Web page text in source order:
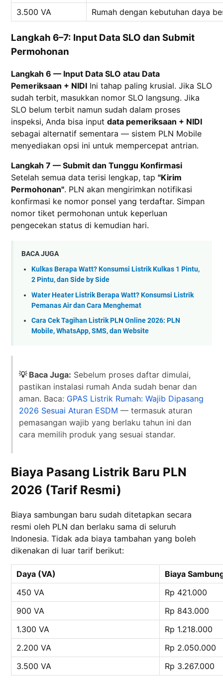
3.500 VA
Rumah dengan kebutuhan daya
Langkah 6–7: Input Data SLO dan Submit
Permohonan
Langkah 6 — Input Data SLO atau Data
Pemeriksaan + NIDI Ini tahap paling krusial. Jika SLO
sudah terbit, masukkan nomor SLO langsung. Jika
SLO belum terbit namun sudah dalam proses
inspeksi, Anda bisa input data pemeriksaan + NIDI
sebagai alternatif sementara — sistem PLN Mobile
menyediakan opsi ini untuk mempercepat antrian.
Langkah 7 — Submit dan Tunggu Konfirmasi
Setelah semua data terisi lengkap, tap "Kirim
Permohonan". PLN akan mengirimkan notifikasi
konfirmasi ke nomor ponsel yang terdaftar. Simpan
nomor tiket permohonan untuk keperluan
pengecekan status di kemudian hari.
BACA JUGA
Kulkas Berapa Watt? Konsumsi Listrik Kulkas 1 Pintu,
2 Pintu, dan Side by Side
Water Heater Listrik Berapa Watt? Konsumsi Listrik
Pemanas Air dan Cara Menghemat
Cara Cek Tagihan Listrik PLN Online 2026: PLN
Mobile, WhatsApp, SMS, dan Website
💡 Baca Juga: Sebelum proses daftar dimulai,
pastikan instalasi rumah Anda sudah benar dan
aman. Baca: GPAS Listrik Rumah: Wajib Dipasang
2026 Sesuai Aturan ESDM — termasuk aturan
pemasangan wajib yang berlaku tahun ini dan
cara memilih produk yang sesuai standar.
Biaya Pasang Listrik Baru PLN
2026 (Tarif Resmi)
Biaya sambungan baru sudah ditetapkan secara
resmi oleh PLN dan berlaku sama di seluruh
Indonesia. Tidak ada biaya tambahan yang boleh
dikenakan di luar tarif berikut:
Daya (VA)
Biaya
450 VA
Rp 421.000
900 VA
Rp 843.000
1.300 VA
Rp 1.218.000
2.200 VA
Rp 2.050.000
3.500 VA
Rp 3.267.000